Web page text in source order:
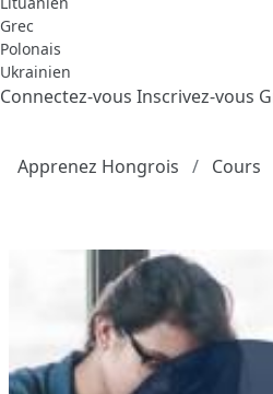
Grec
Polonais
Ukrainien
Connectez-vous Inscrivez-vous
Apprenez Hongrois Cours